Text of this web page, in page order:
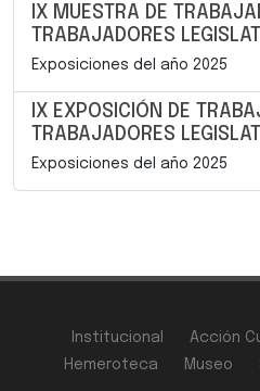
IX MUESTRA DE
TRABAJADORES
Exposiciones del año 2025
IX EXPOSICIÓN DE
TRABAJADORES
Exposiciones del año 2025
Institucional Acción
Hemeroteca
Museo